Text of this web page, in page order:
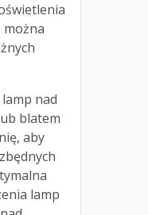
nad
blatem
aby
lamp